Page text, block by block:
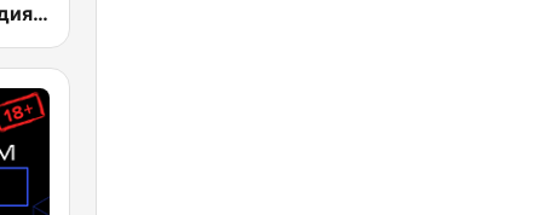
Радио Мелодия (Radio Melodia Disco)